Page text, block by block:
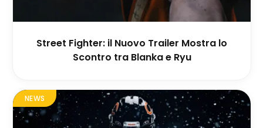
Street Fighter: il Nuovo Trailer Mostra lo
Scontro tra Blanka e Ryu
NEWS